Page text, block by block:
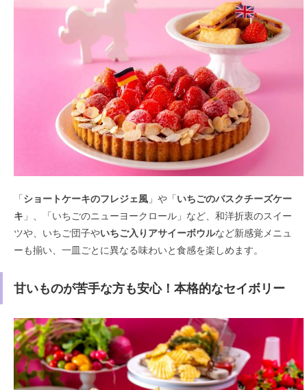
「ショートケーキのフレジェ風 」や「いちごのバスクチーズケー
キ 」、「いちごのニューヨークロール」など、和洋折衷のスイー
ツや、いちご団子やいちご入りアサイーボウルなど新感覚メニュ
ーも揃い、一皿ごとに異なる味わいと食感を楽しめます。
甘いものが苦手な方も安心！本格的なセイボリー